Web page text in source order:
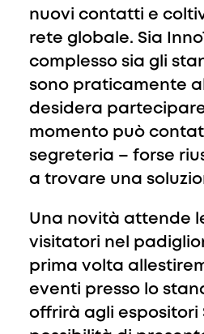
nuovi contatti e
rete globale. Sia
complesso sia gli
sono praticamente
desidera
momento può
segreteria – forse
a trovare una
Una novità attende
visitatori nel
prima volta
eventi presso lo
offrirà agli espositori